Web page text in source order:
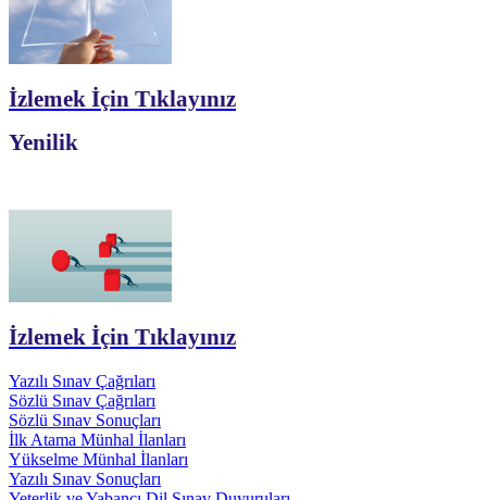
İzlemek İçin Tıklayınız
Yenilik
İzlemek İçin Tıklayınız
Yazılı Sınav Çağrıları
Sözlü Sınav Çağrıları
Sözlü Sınav Sonuçları
İlk Atama Münhal İlanları
Yükselme Münhal İlanları
Yazılı Sınav Sonuçları